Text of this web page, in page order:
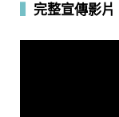
完整宣傳影片